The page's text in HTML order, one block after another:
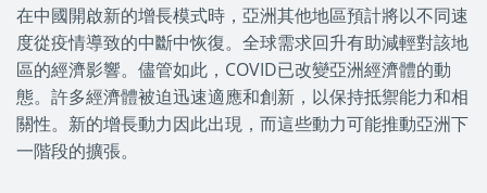
在中國開啟新的增長模式時，亞洲其他地區預計將以不同速
度從疫情導致的中斷中恢復。全球需求回升有助減輕對該地
區的經濟影響。儘管如此，COVID已改變亞洲經濟體的動
態。許多經濟體被迫迅速適應和創新，以保持抵禦能力和相
關性。新的增長動力因此出現，而這些動力可能推動亞洲下
一階段的擴張。